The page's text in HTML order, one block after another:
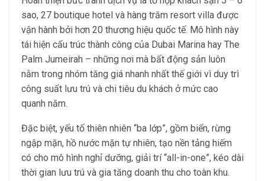
sao, 27 boutique hotel và hàng trăm resort villa được
vận hành bởi hơn 20 thương hiệu quốc tế. Mô hình này
tái hiện cấu trúc thành công của Dubai Marina hay The
Palm Jumeirah – những nơi mà bất động sản luôn
nằm trong nhóm tăng giá nhanh nhất thế giới vì duy trì
công suất lưu trú và chi tiêu du khách ở mức cao
quanh năm.
Đặc biệt, yếu tố thiên nhiên “ba lớp”, gồm biển, rừng
ngập mặn, hồ nước mặn tự nhiên, tạo nền tảng hiếm
có cho mô hình nghỉ dưỡng, giải trí “all-in-one”, kéo dài
thời gian lưu trú và gia tăng doanh thu cho toàn khu.